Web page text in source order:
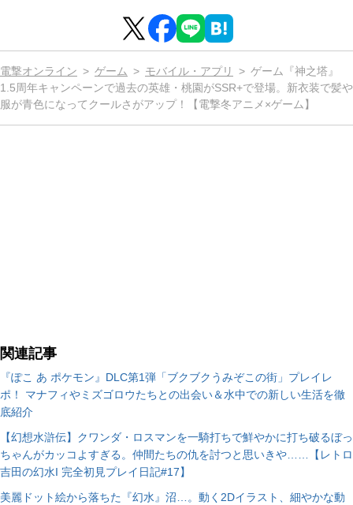
電撃オンライン ゲーム モバイル・アプリ
ゲーム『神之塔』
1.5周年キャンペーンで過去の英雄・桃園がSSR+で登場。新衣装で髪や
服が青色になってクールさがアップ！【電撃冬アニメ×ゲーム】
関連記事
『ぽこ あ ポケモン』DLC第1弾「ブクブクうみぞこの街」プレイレ
ポ！ マナフィやミズゴロウたちとの出会い＆水中での新しい生活を徹
底紹介
【幻想水滸伝】クワンダ・ロスマンを一騎打ちで鮮やかに打ち破るぼっ
ちゃんがカッコよすぎる。仲間たちの仇を討つと思いきや……【レトロ
吉田の幻水I 完全初見プレイ日記#17】
美麗ドット絵から落ちた『幻水』沼…。動く2Dイラスト、細やかな動